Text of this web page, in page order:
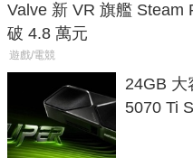
Valve 新 VR 旗艦 Steam
破 4.8 萬元
遊戲/電競
24GB 大
5070 Ti